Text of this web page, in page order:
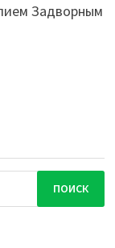
Задворным